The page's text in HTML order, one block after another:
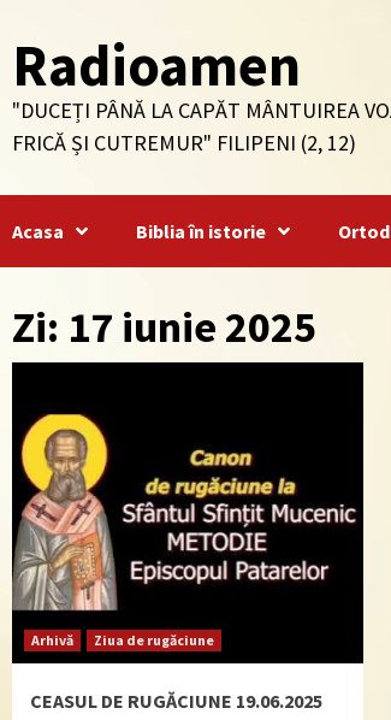
to
content
Radioamen
"DUCEȚI PÂNĂ LA CAPĂT MÂNTUIREA
FRICĂ ȘI CUTREMUR" FILIPENI (2, 12)
Acasa Biblia în istorie
Zi: 17 iunie 2025
Arhivă Ziua de rugăciune
CEASUL DE RUGĂCIUNE 19.06.2025